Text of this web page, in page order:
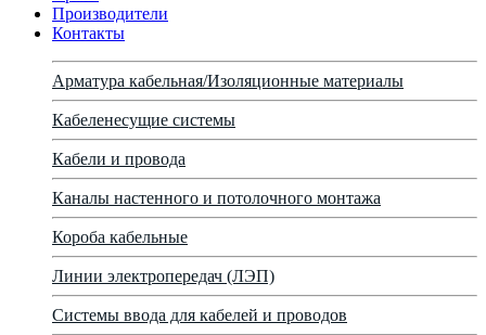
Производители
Контакты
Арматура кабельная/Изоляционные материалы
Кабеленесущие системы
Кабели и провода
Каналы настенного и потолочного монтажа
Короба кабельные
Линии электропередач (ЛЭП)
Системы ввода для кабелей и проводов